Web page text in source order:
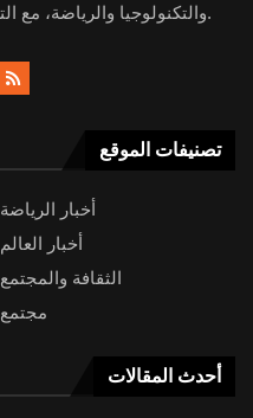
والتكنولوجيا والرياضة، مع التزام دائم بالدقة وموثوقية المعلومات.
تصنيفات الموقع
أخبار الرياضة
أخبار العالم
الثقافة والمجتمع
مجتمع
أحدث المقالات